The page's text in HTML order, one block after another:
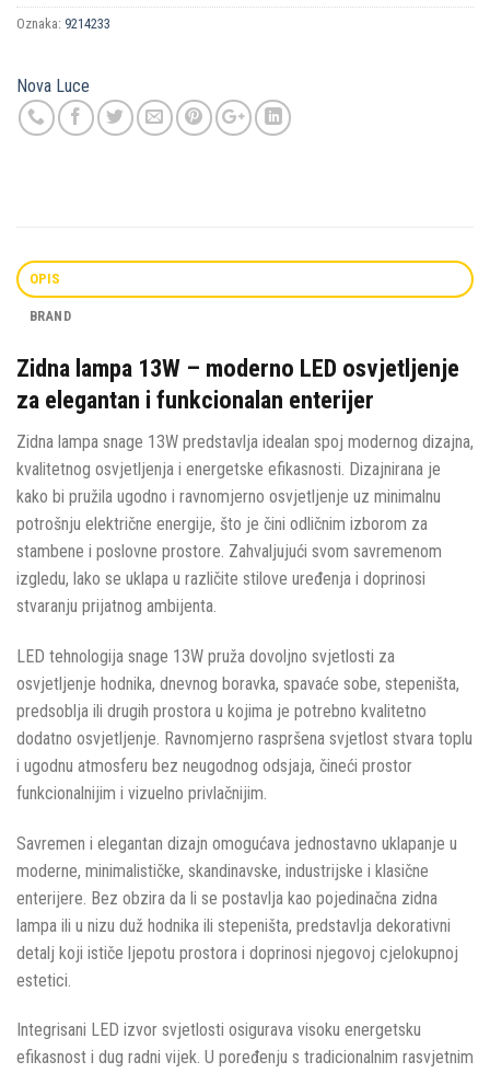
Oznaka: 9214233
Nova Luce
OPIS
BRAND
Zidna lampa 13W – moderno LED osvjetljenje
za elegantan i funkcionalan enterijer
Zidna lampa snage 13W predstavlja idealan spoj modernog dizajna,
kvalitetnog osvjetljenja i energetske efikasnosti. Dizajnirana je
kako bi pružila ugodno i ravnomjerno osvjetljenje uz minimalnu
potrošnju električne energije, što je čini odličnim izborom za
stambene i poslovne prostore. Zahvaljujući svom savremenom
izgledu, lako se uklapa u različite stilove uređenja i doprinosi
stvaranju prijatnog ambijenta.
LED tehnologija snage 13W pruža dovoljno svjetlosti za
osvjetljenje hodnika, dnevnog boravka, spavaće sobe, stepeništa,
predsoblja ili drugih prostora u kojima je potrebno kvalitetno
dodatno osvjetljenje. Ravnomjerno raspršena svjetlost stvara toplu
i ugodnu atmosferu bez neugodnog odsjaja, čineći prostor
funkcionalnijim i vizuelno privlačnijim.
Savremen i elegantan dizajn omogućava jednostavno uklapanje u
moderne, minimalističke, skandinavske, industrijske i klasične
enterijere. Bez obzira da li se postavlja kao pojedinačna zidna
lampa ili u nizu duž hodnika ili stepeništa, predstavlja dekorativni
detalj koji ističe ljepotu prostora i doprinosi njegovoj cjelokupnoj
estetici.
Integrisani LED izvor svjetlosti osigurava visoku energetsku
efikasnost i dug radni vijek. U poređenju s tradicionalnim rasvjetnim